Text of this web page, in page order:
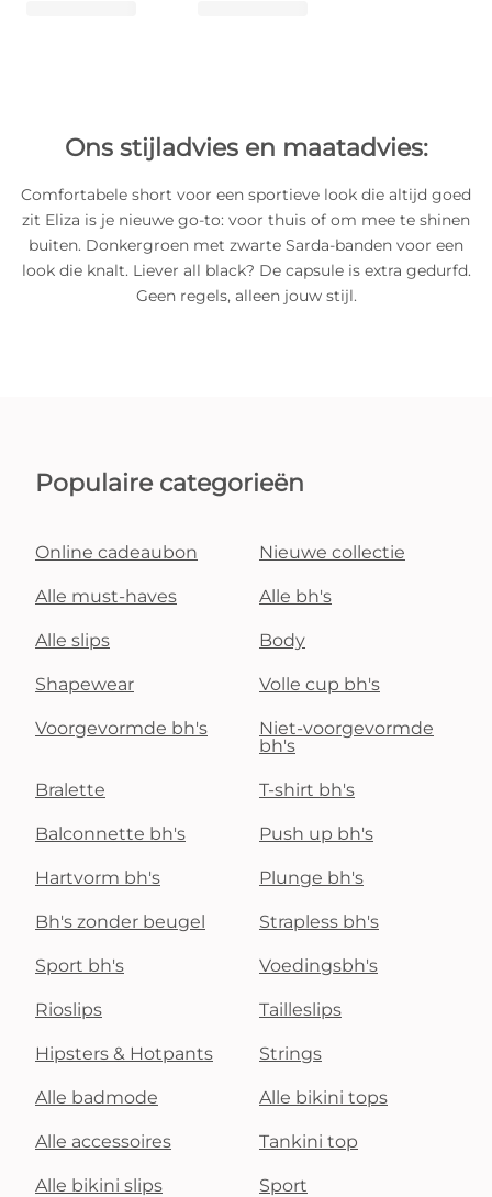
Ons stijladvies en maatadvies:
Comfortabele short voor een sportieve look die altijd goed
zit Eliza is je nieuwe go-to: voor thuis of om mee te shinen
buiten. Donkergroen met zwarte Sarda-banden voor een
look die knalt. Liever all black? De capsule is extra gedurfd.
Geen regels, alleen jouw stijl.
Populaire categorieën
Online cadeaubon Nieuwe collectie
Alle must-haves Alle bh's
Alle slips Body
Shapewear Volle cup bh's
Voorgevormde bh's
Niet-voorgevormde
bh's
Bralette T-shirt bh's
Balconnette bh's Push up bh's
Hartvorm bh's Plunge bh's
Bh's zonder beugel Strapless bh's
Sport bh's Voedingsbh's
Rioslips Tailleslips
Hipsters & Hotpants Strings
Alle badmode Alle bikini tops
Alle accessoires Tankini top
Alle bikini slips Sport